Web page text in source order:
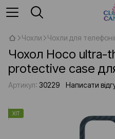
Чохли Чохли для
Чохол Hoco ultra-
protective case
Артикул: 30229 Написати
ХІТ